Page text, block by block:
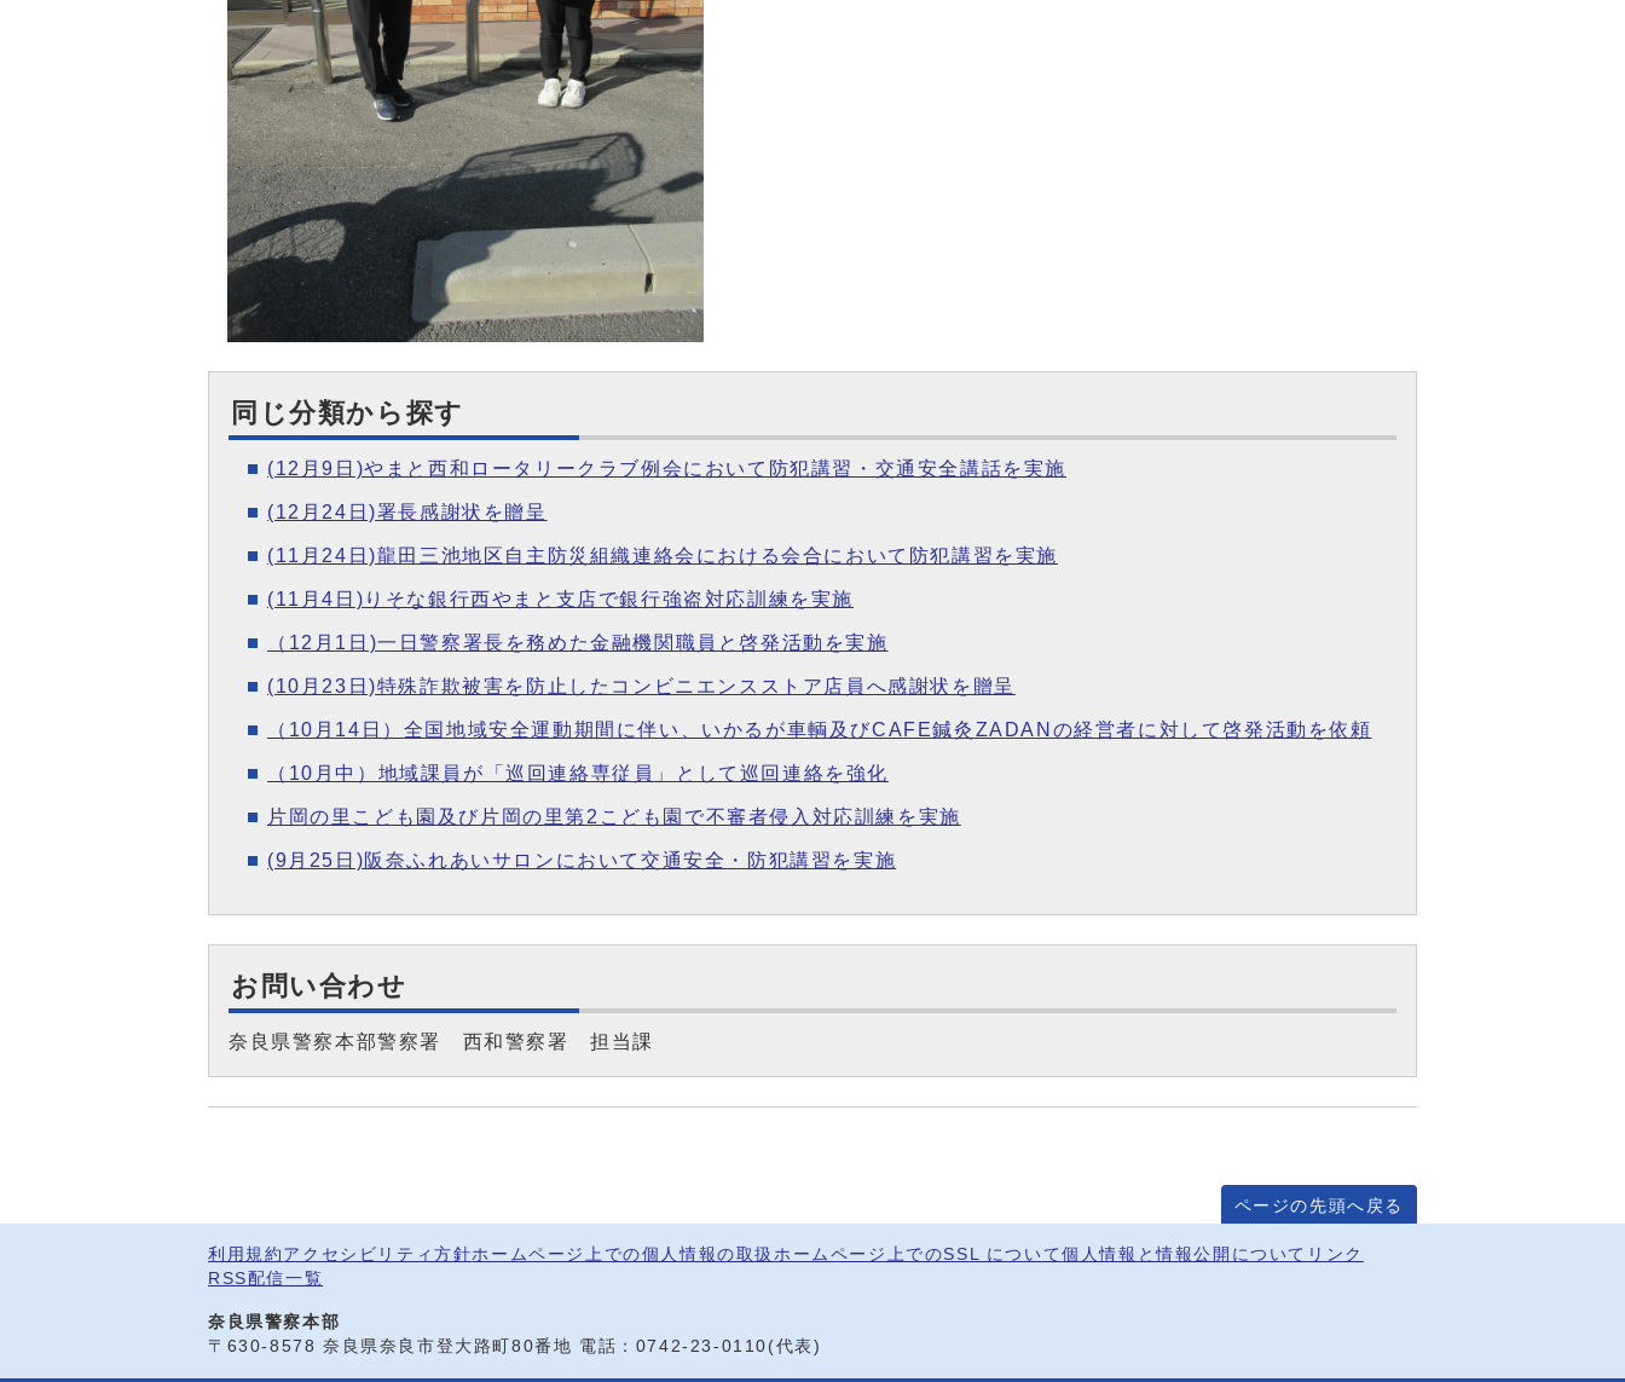
同じ分類から探す
(12月9日)やまと西和ロータリークラブ例会において防犯講習・交通安全講話を実施
(12月24日)署長感謝状を贈呈
(11月24日)龍田三池地区自主防災組織連絡会における会合において防犯講習を実施
(11月4日)りそな銀行西やまと支店で銀行強盗対応訓練を実施
（12月1日)一日警察署長を務めた金融機関職員と啓発活動を実施
(10月23日)特殊詐欺被害を防止したコンビニエンスストア店員へ感謝状を贈呈
（10月14日）全国地域安全運動期間に伴い、いかるが車輌及びCAFE鍼灸ZADANの経営者に対して啓発活動を依頼
（10月中）地域課員が「巡回連絡専従員」として巡回連絡を強化
片岡の里こども園及び片岡の里第2こども園で不審者侵入対応訓練を実施
(9月25日)阪奈ふれあいサロンにおいて交通安全・防犯講習を実施
お問い合わせ
奈良県警察本部警察署 西和警察署 担当課
ページの先頭へ戻る
利用規約 アクセシビリティ方針ホームページ上での個人情報の取扱 ホームページ上でのSSL について個人情報と情報公開について リンク
RSS配信一覧
奈良県警察本部
〒630-8578 奈良県奈良市登大路町80番地 電話： 0742-23-0110 (代表)